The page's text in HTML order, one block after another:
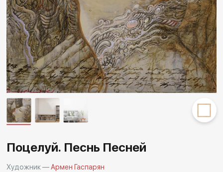
Поцелуй. Песнь Песней
Художник —Армен Гаспарян